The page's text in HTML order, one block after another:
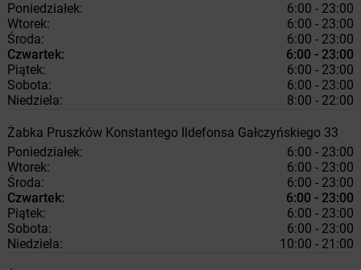
Poniedziałek:
6:00 - 23:00
Wtorek:
6:00 - 23:00
Środa:
6:00 - 23:00
Czwartek:
6:00 - 23:00
Piątek:
6:00 - 23:00
Sobota:
6:00 - 23:00
Niedziela:
8:00 - 22:00
Żabka Pruszków Konstantego Ildefonsa Gałczyńskiego 33
Poniedziałek:
6:00 - 23:00
Wtorek:
6:00 - 23:00
Środa:
6:00 - 23:00
Czwartek:
6:00 - 23:00
Piątek:
6:00 - 23:00
Sobota:
6:00 - 23:00
Niedziela:
10:00 - 21:00